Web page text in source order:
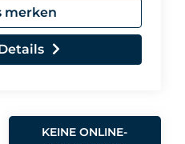
merken
KEINE ONLINE-